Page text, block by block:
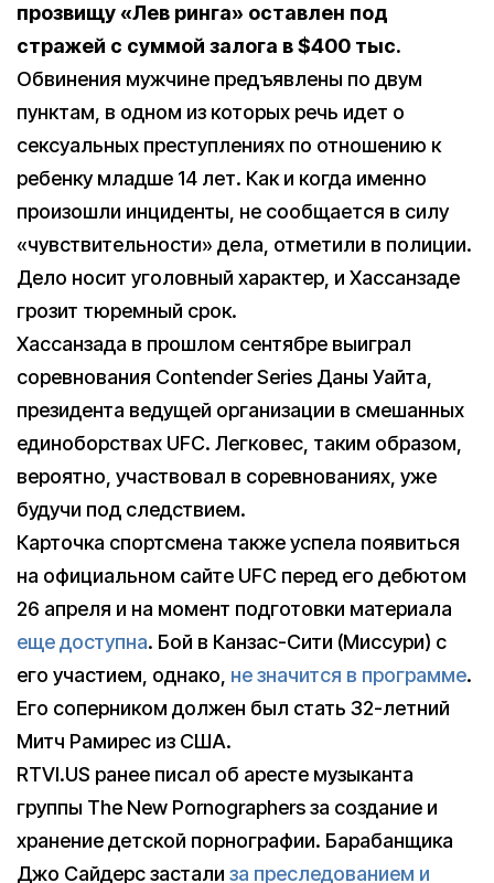
прозвищу «Лев ринга» оставлен под
стражей с суммой залога в $400 тыс.
Обвинения мужчине предъявлены по двум
пунктам, в одном из которых речь идет о
сексуальных преступлениях по отношению к
ребенку младше 14 лет. Как и когда именно
произошли инциденты, не сообщается в силу
«чувствительности» дела, отметили в полиции.
Дело носит уголовный характер, и Хассанзаде
грозит тюремный срок.
Хассанзада в прошлом сентябре выиграл
соревнования Contender Series Даны Уайта,
президента ведущей организации в смешанных
единоборствах UFC. Легковес, таким образом,
вероятно, участвовал в соревнованиях, уже
будучи под следствием.
Карточка спортсмена также успела появиться
на официальном сайте UFC перед его дебютом
26 апреля и на момент подготовки материала
еще доступна. Бой в Канзас-Сити (Миссури) с
его участием, однако, не значится в программе.
Его соперником должен был стать 32-летний
Митч Рамирес из США.
RTVI.US ранее писал об аресте музыканта
группы The New Pornographers за создание и
хранение детской порнографии. Барабанщика
Джо Сайдерс застали за преследованием и